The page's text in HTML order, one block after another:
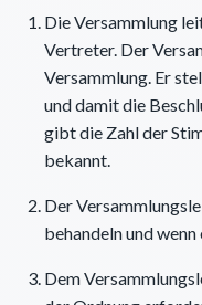
Die Versammlung
Vertreter. Der
Versammlung. Er
und damit die
gibt die Zahl der
bekannt.
Der
behandeln und
Dem